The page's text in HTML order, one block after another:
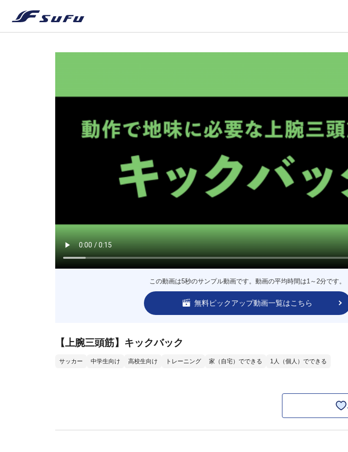
この動画は5秒のサンプル動画です。動画の平均時間は1～2分です。
無料ピックアップ動画一覧はこちら
【上腕三頭筋】キックバック
サッカー 中学生向け 高校生向け トレーニング 家（自宅）でできる 1人（個人）でできる